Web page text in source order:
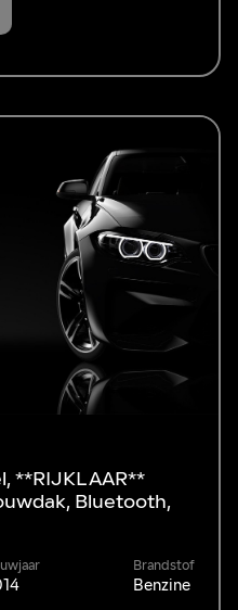
**RIJKLAAR**
Bluetooth,
Brandstof
Benzine